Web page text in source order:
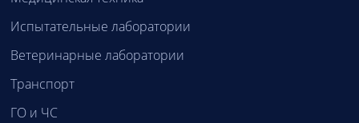
Испытательные лаборатории
Ветеринарные лаборатории
Транспорт
ГО и ЧС